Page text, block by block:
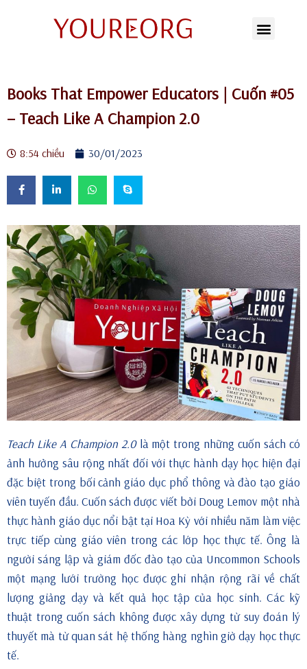
dung
Books That Empower Educators | Cuốn #05
– Teach Like A Champion 2.0
8:54 chiều 30/01/2023
Teach Like A Champion 2.0là một trong những cuốn sách có
ảnh hưởng sâu rộng nhất đối với thực hành dạy học hiện đại
đặc biệt trong bối cảnh giáo dục phổ thông và đào tạo giáo
viên tuyến đầu. Cuốn sách được viết bởi Doug Lemov một nhà
thực hành giáo dục nổi bật tại Hoa Kỳ với nhiều năm làm việc
trực tiếp cùng giáo viên trong các lớp học thực tế. Ông là
người sáng lập và giám đốc đào tạo của Uncommon Schools
một mạng lưới trường học được ghi nhận rộng rãi về chất
lượng giảng dạy và kết quả học tập của học sinh. Các kỹ
thuật trong cuốn sách không được xây dựng từ suy đoán lý
thuyết mà từ quan sát hệ thống hàng nghìn giờ dạy học thực
tế.